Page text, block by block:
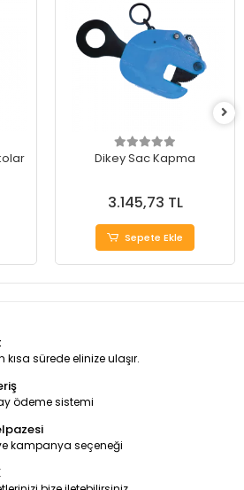
Dikey Sac Kapma
3.145,73 TL
Sepete Ekle
kısa sürede elinize ulaşır.
ödeme sistemi
kampanya seçeneği